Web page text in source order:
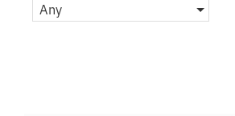
Any